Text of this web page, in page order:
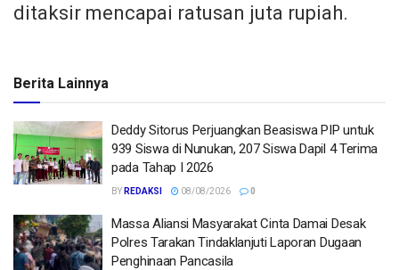
ditaksir mencapai ratusan juta rupiah.
Berita Lainnya
Deddy Sitorus Perjuangkan Beasiswa PIP untuk
939 Siswa di Nunukan, 207 Siswa Dapil 4 Terima
pada Tahap I 2026
BY REDAKSI 08/08/2026 0
Massa Aliansi Masyarakat Cinta Damai Desak
Polres Tarakan Tindaklanjuti Laporan Dugaan
Penghinaan Pancasila